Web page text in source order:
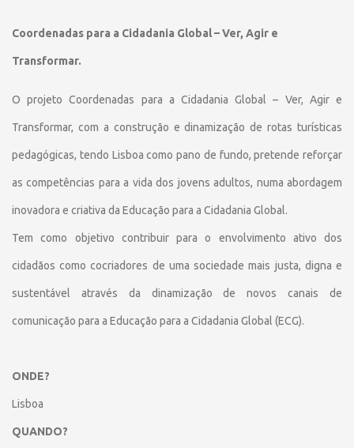
Coordenadas para a Cidadania Global – Ver, Agir e
Transformar.
O projeto Coordenadas para a Cidadania Global – Ver, Agir e
Transformar, com a construção e dinamização de rotas turísticas
pedagógicas, tendo Lisboa como pano de fundo, pretende reforçar
as competências para a vida dos jovens adultos, numa abordagem
inovadora e criativa da Educação para a Cidadania Global.
Tem como objetivo contribuir para o envolvimento ativo dos
cidadãos como cocriadores de uma sociedade mais justa, digna e
sustentável através da dinamização de novos canais de
comunicação para a Educação para a Cidadania Global (ECG).
ONDE?
Lisboa
QUANDO?